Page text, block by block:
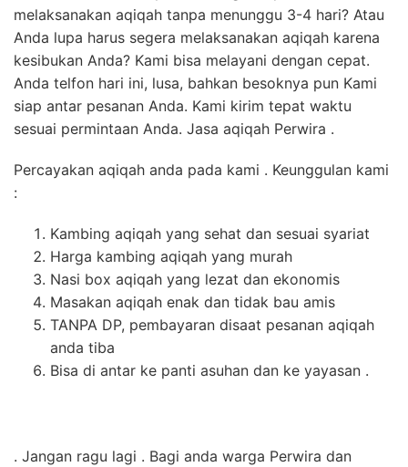
melaksanakan aqiqah tanpa menunggu 3-4 hari? Atau
Anda lupa harus segera melaksanakan aqiqah karena
kesibukan Anda? Kami bisa melayani dengan cepat.
Anda telfon hari ini, lusa, bahkan besoknya pun Kami
siap antar pesanan Anda. Kami kirim tepat waktu
sesuai permintaan Anda. Jasa aqiqah Perwira .
Percayakan aqiqah anda pada kami . Keunggulan kami
:
Kambing aqiqah yang sehat dan sesuai syariat
Harga kambing aqiqah yang murah
Nasi box aqiqah yang lezat dan ekonomis
Masakan aqiqah enak dan tidak bau amis
TANPA DP, pembayaran disaat pesanan aqiqah
anda tiba
Bisa di antar ke panti asuhan dan ke yayasan .
. Jangan ragu lagi . Bagi anda warga Perwira dan